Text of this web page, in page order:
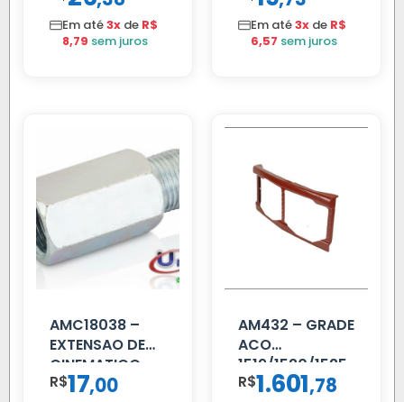
Em até3x de R$
8,79 sem juros
Em até3x de R$
6,57 sem juros
AMC18038 –
EXTENSAO DE
CINEMATICO
40MM
R$17,00
AM432 – GRADE
ACO
1519/1520/1525
R$1.601,78